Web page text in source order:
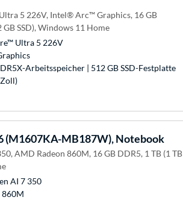
5 226V, Intel® Arc™ Graphics, 16 GB
GB SSD), Windows 11 Home
Ultra 5 226V
Arbeitsspeicher | 512 GB SSD-Festplatte
(M1607KA-MB187W), Notebook
AMD Radeon 860M, 16 GB DDR5, 1 TB (1 TB
AI 7 350
860M